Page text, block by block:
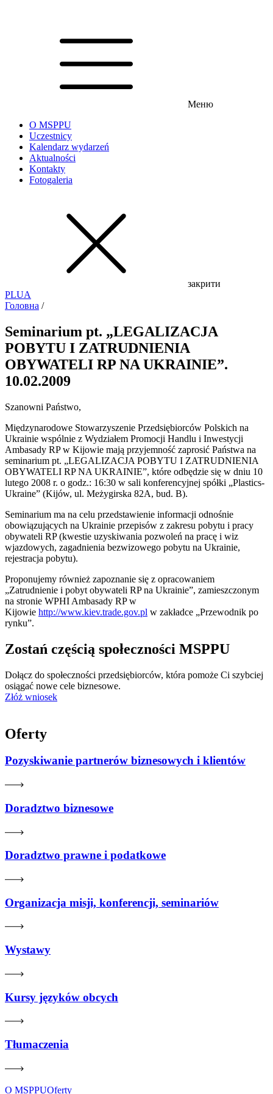
Меню
O MSPPU
Uczestnicy
Kalendarz wydarzeń
Aktualności
Kontakty
Fotogaleria
закрити
PLUA
Головна /
Seminarium pt. „LEGALIZACJA
POBYTU I ZATRUDNIENIA
OBYWATELI RP NA UKRAINIE”.
10.02.2009
Szanowni Państwo,
Międzynarodowe Stowarzyszenie Przedsiębiorców Polskich na
Ukrainie wspólnie z Wydziałem Promocji Handlu i Inwestycji
Ambasady RP w Kijowie mają przyjemność zaprosić Państwa na
seminarium pt. „LEGALIZACJA POBYTU I ZATRUDNIENIA
OBYWATELI RP NA UKRAINIE”, które odbędzie się w dniu 10
lutego 2008 r. o godz.: 16:30 w sali konferencyjnej spółki „Plastics-
Ukraine” (Kijów, ul. Meżygirska 82A, bud. B).
Seminarium ma na celu przedstawienie informacji odnośnie
obowiązujących na Ukrainie przepisów z zakresu pobytu i pracy
obywateli RP (kwestie uzyskiwania pozwoleń na pracę i wiz
wjazdowych, zagadnienia bezwizowego pobytu na Ukrainie,
rejestracja pobytu).
Proponujemy również zapoznanie się z opracowaniem
„Zatrudnienie i pobyt obywateli RP na Ukrainie”, zamieszczonym
na stronie WPHI Ambasady RP w
Kijowie http://www.kiev.trade.gov.pl w zakładce „Przewodnik po
rynku”.
Zostań częścią społeczności MSPPU
Dołącz do społeczności przedsiębiorców, która pomoże Ci szybciej
osiągać nowe cele biznesowe.
Złóż wniosek
Oferty
Pozyskiwanie partnerów biznesowych i klientów
Doradztwo biznesowe
Doradztwo prawne i podatkowe
Organizacja misji, konferencji, seminariów
Wystawy
Kursy języków obcych
Tłumaczenia
O MSPPUOferty